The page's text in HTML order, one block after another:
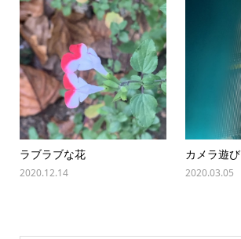
ラブラブな花
2020.12.14
カメラ遊び
2020.03.05